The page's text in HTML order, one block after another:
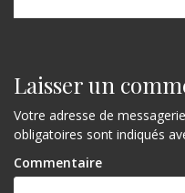
Laisser un
Votre adresse de
obligatoires sont indiqués
Commentaire